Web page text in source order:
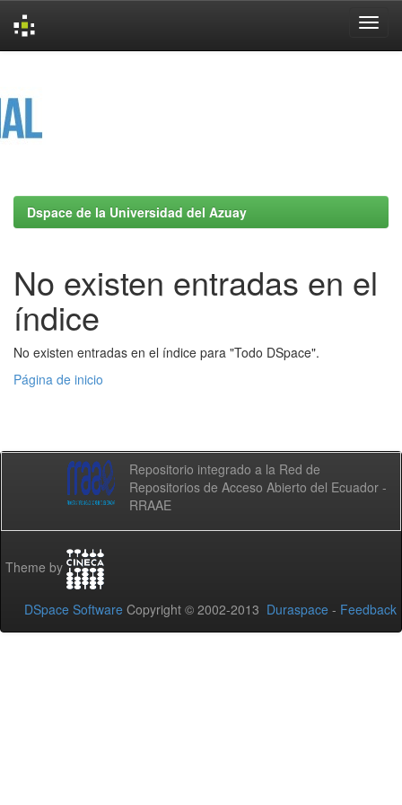
Dspace de la Universidad del Azuay
No existen entradas en el
índice
No existen entradas en el índice para "Todo DSpace".
Página de inicio
Repositorio integrado a la Red de
Repositorios de Acceso Abierto del Ecuador -
RRAAE
Theme by
DSpace Software Copyright © 2002-2013 Duraspace - Feedback